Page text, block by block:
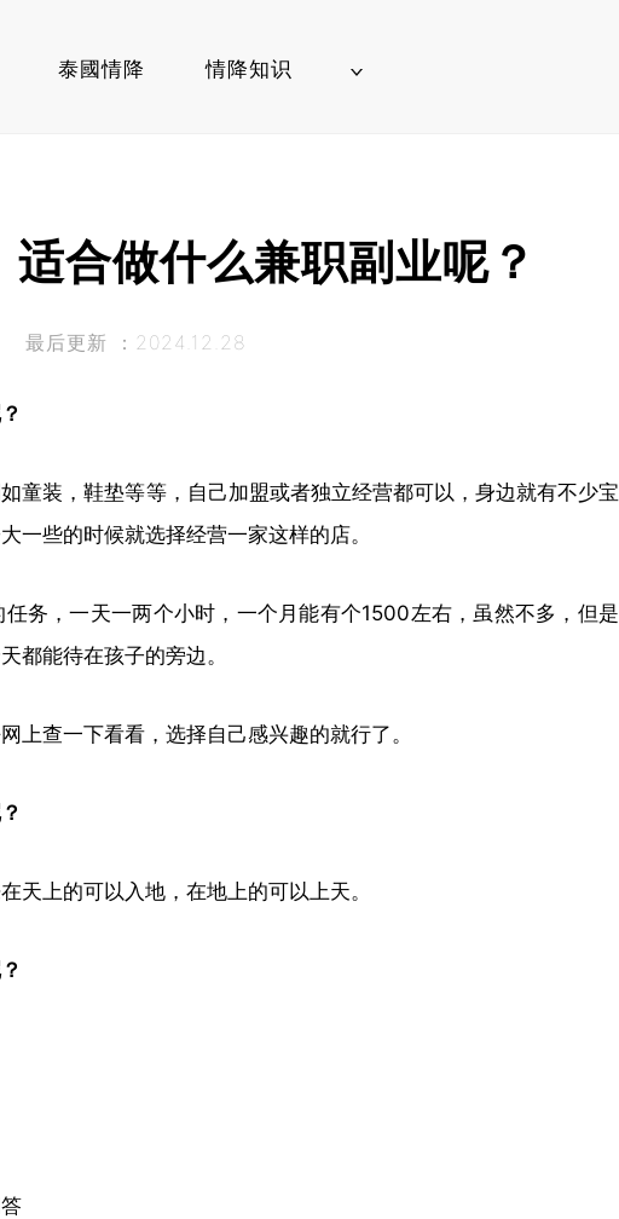
泰國情降 情降知识
合做什么兼职副业呢？
最后更新 ：2024.12.28
童装，鞋垫等等，自己加盟或者独立经营都可以，身边就有不少宝
一些的时候就选择经营一家这样的店。
务，一天一两个小时，一个月能有个1500左右，虽然不多，但是
都能待在孩子的旁边。
上查一下看看，选择自己感兴趣的就行了。
天上的可以入地，在地上的可以上天。